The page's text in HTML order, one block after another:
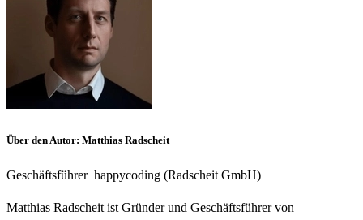
Über den Autor: Matthias Radscheit
Geschäftsführer happycoding (Radscheit GmbH)
Matthias Radscheit ist Gründer und Geschäftsführer von